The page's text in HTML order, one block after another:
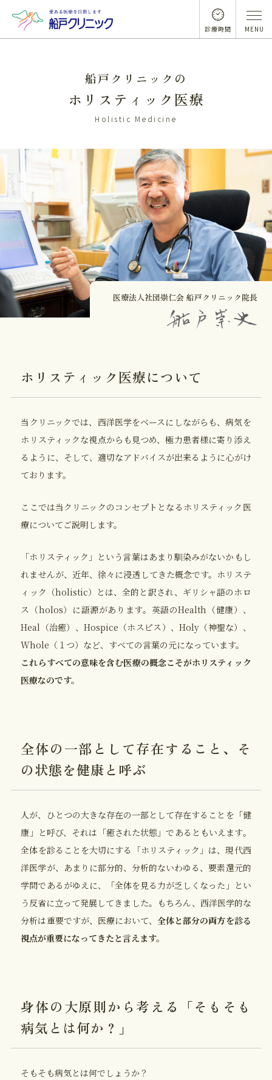
診療時間 MENU
船戸クリニックの
ホリスティック医療
Holistic Medicine
医療法人社団崇仁会 船戸クリニック院長
ホリスティック医療について
当クリニックでは、西洋医学をベースにしながらも、病気を
ホリスティックな視点からも見つめ、極力患者様に寄り添え
るように、そして、適切なアドバイスが出来るように心がけ
ております。
ここでは当クリニックのコンセプトとなるホリスティック医
療についてご説明します。
「ホリスティック」という言葉はあまり馴染みがないかもし
れませんが、近年、徐々に浸透してきた概念です。ホリステ
ィック（holistic）とは、全的と訳され、ギリシャ語のホロ
ス（holos）に語源があります。英語のHealth（健康）、
Heal（治癒）、Hospice（ホスピス）、Holy（神聖な）、
Whole（１つ）など、すべての言葉の元になっています。
これらすべての意味を含む医療の概念こそがホリスティック
医療なのです。
全体の一部として存在すること、 そ
の状態を健康と呼ぶ
人が、ひとつの大きな存在の一部として存在することを「健
康」と呼び、それは「癒された状態」であるともいえます。
全体を診ることを大切にする「ホリスティック」は、現代西
洋医学が、あまりに部分的、分析的ないわゆる、要素還元的
学問であるがゆえに、「全体を見る力が乏しくなった」とい
う反省に立って発展してきました。もちろん、西洋医学的な
分析は重要ですが、医療において、全体と部分の両方を診る
視点が重要になってきたと言えます。
身体の大原則から考える「そもそも
病気とは何か？」
そもそも病気とは何でしょうか？